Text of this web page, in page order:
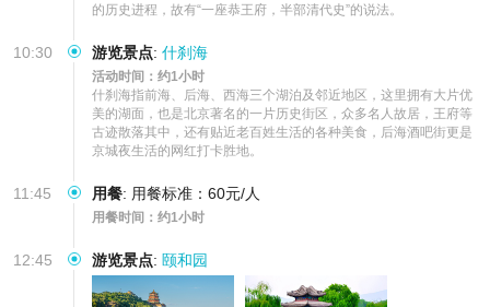
的历史进程，故有“一座恭王府，半部清代史”的说法。
10:30 游览景点: 什刹海
活动时间：约1小时
什刹海指前海、后海、西海三个湖泊及邻近地区，这里拥有大片优
美的湖面，也是北京著名的一片历史街区，众多名人故居，王府等
古迹散落其中，还有贴近老百姓生活的各种美食，后海酒吧街更是
京城夜生活的网红打卡胜地。
11:45 用餐: 用餐标准：60元/人
用餐时间：约1小时
12:45 游览景点: 颐和园